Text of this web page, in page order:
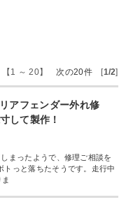
1 ～ 20】 次の20件[1/2]
アフェンダー外れ修
して製作！
まったようで、修理ご相談を
トっと落ちたそうです。走行中